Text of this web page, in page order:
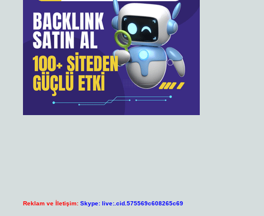
Reklam ve İletişim: Skype: live:.cid.575569c608265c69